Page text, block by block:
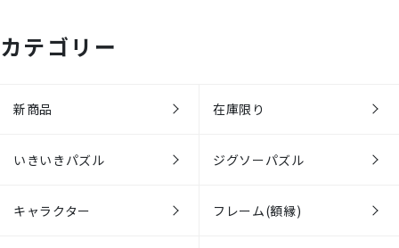
カテゴリー
新商品 在庫限り
いきいきパズル ジグソーパズル
キャラクター フレーム(額縁)